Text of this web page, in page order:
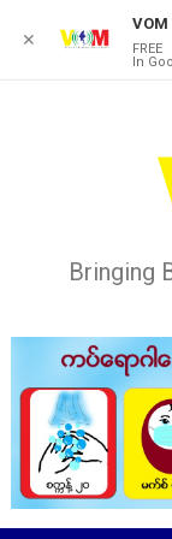
Bringing
✕
FREE
In